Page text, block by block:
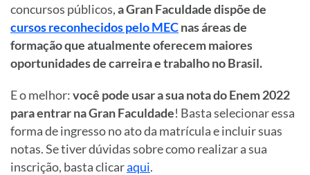
concursos públicos,a Gran Faculdade dispõe de
cursos reconhecidos pelo MECnas áreas de
formação que atualmente oferecem maiores
oportunidades de carreira e trabalho no Brasil.
E o melhor:você pode usar a sua nota do Enem 2022
para entrar na Gran Faculdade! Basta selecionar essa
forma de ingresso no ato da matrícula e incluir suas
notas. Se tiver dúvidas sobre como realizar a sua
inscrição, basta clicaraqui.